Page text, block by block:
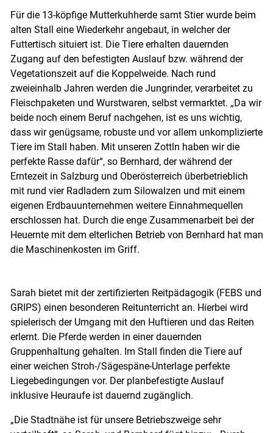
Für die 13-köpfige Mutterkuhherde samt Stier wurde beim
alten Stall eine Wiederkehr angebaut, in welcher der
Futtertisch situiert ist. Die Tiere erhalten dauernden
Zugang auf den befestigten Auslauf bzw. während der
Vegetationszeit auf die Koppelweide. Nach rund
zweieinhalb Jahren werden die Jungrinder, verarbeitet zu
Fleischpaketen und Wurstwaren, selbst vermarktet. „Da wir
beide noch einem Beruf nachgehen, ist es uns wichtig,
dass wir genügsame, robuste und vor allem unkomplizierte
Tiere im Stall haben. Mit unseren Zottln haben wir die
perfekte Rasse dafür“, so Bernhard, der während der
Erntezeit in Salzburg und Oberösterreich überbetrieblich
mit rund vier Radladern zum Silowalzen und mit einem
eigenen Erdbauunternehmen weitere Einnahmequellen
erschlossen hat. Durch die enge Zusammenarbeit bei der
Heuernte mit dem elterlichen Betrieb von Bernhard hat man
die Maschinenkosten im Griff.
Sarah bietet mit der zertifizierten Reitpädagogik (FEBS und
GRIPS) einen besonderen Reitunterricht an. Hierbei wird
spielerisch der Umgang mit den Huftieren und das Reiten
erlernt. Die Pferde werden in einer dauernden
Gruppenhaltung gehalten. Im Stall finden die Tiere auf
einer weichen Stroh-/Sägespäne-Unterlage perfekte
Liegebedingungen vor. Der planbefestigte Auslauf
inklusive Heuraufe ist dauernd zugänglich.
„Die Stadtnähe ist für unsere Betriebszweige sehr